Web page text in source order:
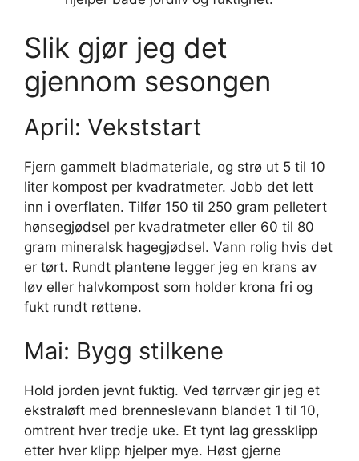
Slik gjør jeg det
gjennom sesongen
April: Vekststart
Fjern gammelt bladmateriale, og strø ut 5 til 10
liter kompost per kvadratmeter. Jobb det lett
inn i overflaten. Tilfør 150 til 250 gram pelletert
hønsegjødsel per kvadratmeter eller 60 til 80
gram mineralsk hagegjødsel. Vann rolig hvis det
er tørt. Rundt plantene legger jeg en krans av
løv eller halvkompost som holder krona fri og
fukt rundt røttene.
Mai: Bygg stilkene
Hold jorden jevnt fuktig. Ved tørrvær gir jeg et
ekstraløft med brenneslevann blandet 1 til 10,
omtrent hver tredje uke. Et tynt lag gressklipp
etter hver klipp hjelper mye. Høst gjerne